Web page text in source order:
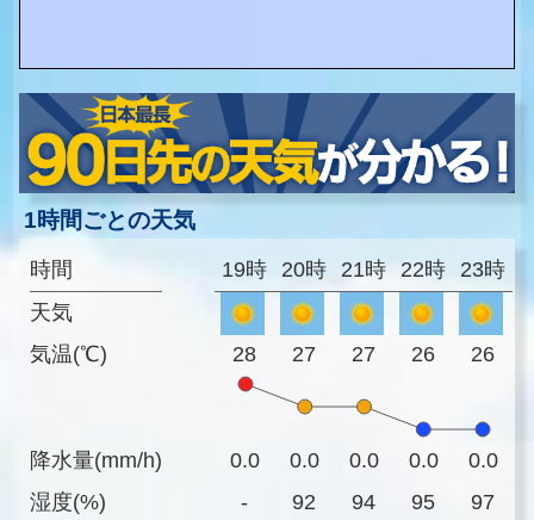
1時間ごとの天気
時間
天気
気温(℃)
降水量(mm/h)
湿度(%)
19時 20時 21時 22時 23時
28 27 27 26 26
0.0 0.0 0.0 0.0
0.0
-
92 94 95
97